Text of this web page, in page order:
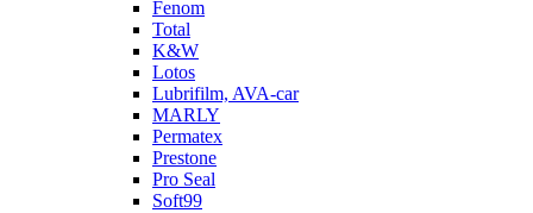
Fenom
Total
K&W
Lotos
Lubrifilm, AVA-car
MARLY
Permatex
Prestone
Pro Seal
Soft99